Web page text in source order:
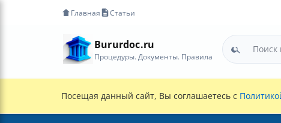
Главная Статьи
Bururdoc.ru
Процедуры. Документы. Правила
Посещая данный сайт, Вы соглашаетесь с